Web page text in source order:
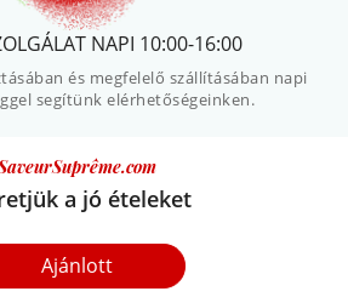
NAPI 10:00-16:00
és megfelelő szállításában napi
segítünk elérhetőségeinken.
a jó ételeket
Ajánlott